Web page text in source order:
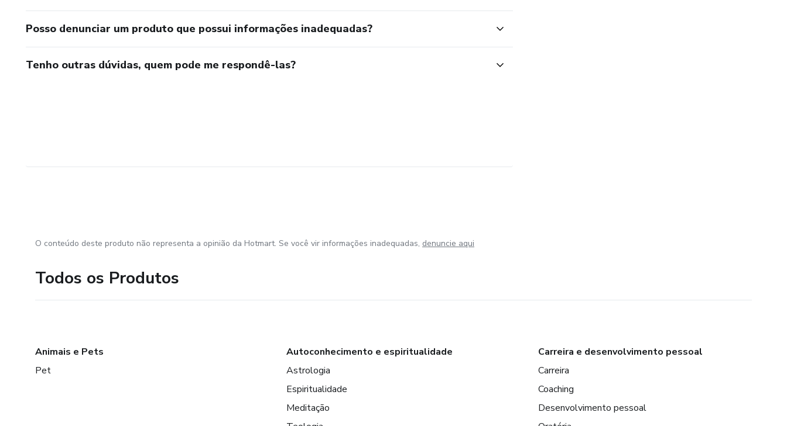
Posso denunciar um produto que possui informações inadequadas?
Tenho outras dúvidas, quem pode me respondê-las?
O conteúdo deste produto não representa a opinião da Hotmart. Se você vir informações inadequadas, denuncie aqui
Todos os Produtos
Animais e Pets
Pet
Autoconhecimento e espiritualidade
Astrologia
Espiritualidade
Meditação
Carreira e desenvolvimento pessoal
Carreira
Coaching
Desenvolvimento pessoal